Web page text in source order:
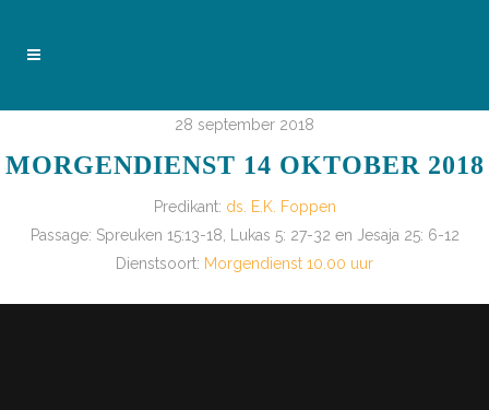
28 september 2018
MORGENDIENST 14 OKTOBER 2018
Predikant: ds. E.K. Foppen
Passage: Spreuken 15:13-18, Lukas 5: 27-32 en Jesaja 25: 6-12
Dienstsoort: Morgendienst 10.00 uur